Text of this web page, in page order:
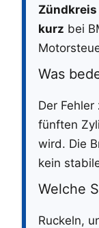
Zündkreis
kurz bei
Was
Der
fünften
wird. Die
kein
Welche
Ruckeln,